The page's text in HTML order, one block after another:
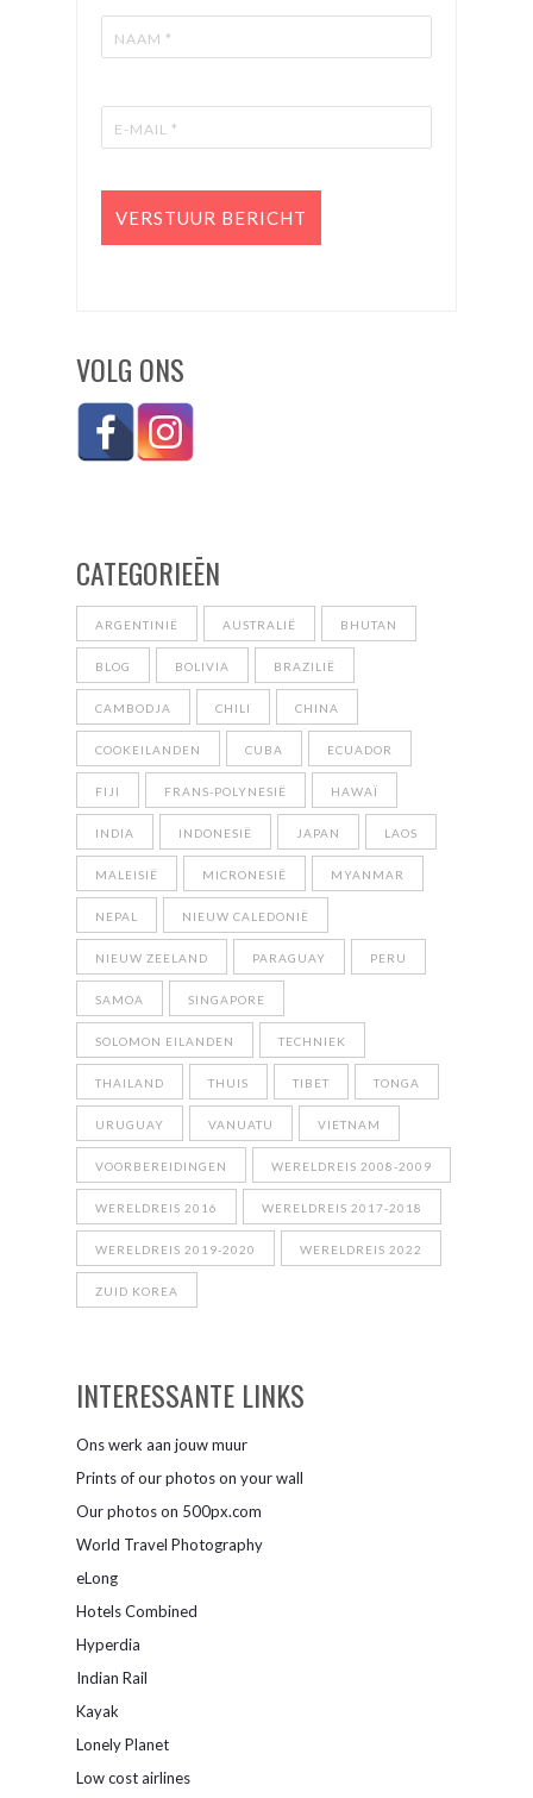
VOLG ONS
CATEGORIEĒN
ARGENTINIË AUSTRALIË BHUTAN
BLOG BOLIVIA BRAZILIË
CAMBODJA CHILI CHINA
COOKEILANDEN CUBA ECUADOR
FIJI FRANS-POLYNESIË HAWAÏ
INDIA INDONESIË JAPAN LAOS
MALEISIË MICRONESIË MYANMAR
NEPAL NIEUW CALEDONIË
NIEUW ZEELAND PARAGUAY PERU
SAMOA SINGAPORE
SOLOMON EILANDEN TECHNIEK
THAILAND THUIS TIBET TONGA
URUGUAY VANUATU VIETNAM
VOORBEREIDINGEN WERELDREIS 2008-2009
WERELDREIS 2016 WERELDREIS 2017-2018
WERELDREIS 2019-2020 WERELDREIS 2022
ZUID KOREA
INTERESSANTE LINKS
Ons werk aan jouw muur
Prints of our photos on your wall
Our photos on 500px.com
World Travel Photography
eLong
Hotels Combined
Hyperdia
Indian Rail
Kayak
Lonely Planet
Low cost airlines